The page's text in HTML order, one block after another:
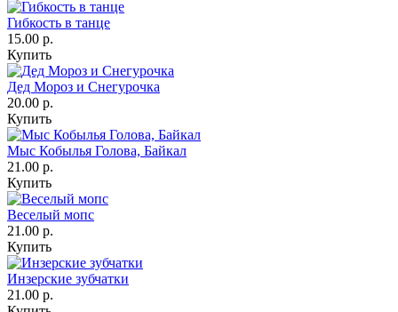
Гибкость в танце
15.00 р.
Купить
Дед Мороз и Снегурочка
20.00 р.
Купить
Мыс Кобылья Голова, Байкал
21.00 р.
Купить
Веселый мопс
21.00 р.
Купить
Инзерские зубчатки
21.00 р.